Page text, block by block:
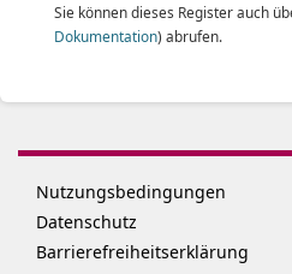
Sie können dieses Register auch
Dokumentation) abrufen.
Nutzungsbedingungen
Datenschutz
Barrierefreiheitserklärung